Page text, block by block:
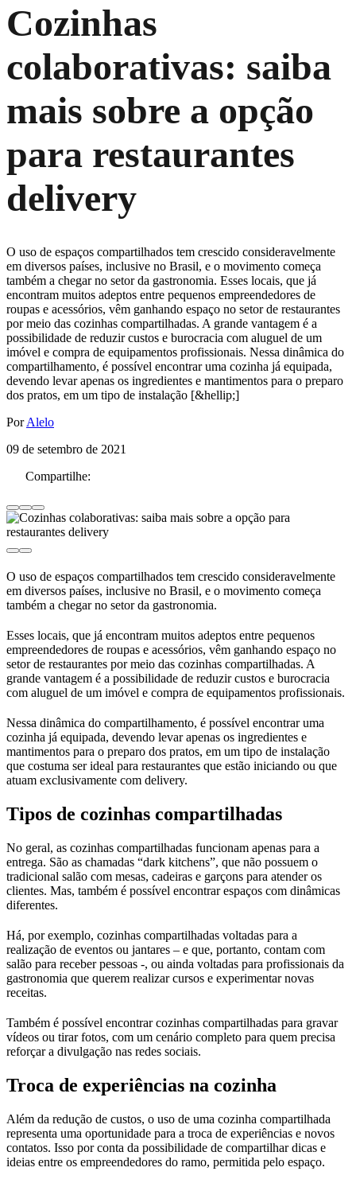
Cozinhas
colaborativas: saiba
mais sobre a opção
para restaurantes
delivery
O uso de espaços compartilhados tem crescido consideravelmente
em diversos países, inclusive no Brasil, e o movimento começa
também a chegar no setor da gastronomia. Esses locais, que já
encontram muitos adeptos entre pequenos empreendedores de
roupas e acessórios, vêm ganhando espaço no setor de restaurantes
por meio das cozinhas compartilhadas. A grande vantagem é a
possibilidade de reduzir custos e burocracia com aluguel de um
imóvel e compra de equipamentos profissionais. Nessa dinâmica do
compartilhamento, é possível encontrar uma cozinha já equipada,
devendo levar apenas os ingredientes e mantimentos para o preparo
dos pratos, em um tipo de instalação [&hellip;]
PorAlelo
09 de setembro de 2021
Compartilhe:
O uso de espaços compartilhados tem crescido consideravelmente
em diversos países, inclusive no Brasil, e o movimento começa
também a chegar no setor da gastronomia.
Esses locais, que já encontram muitos adeptos entre pequenos
empreendedores de roupas e acessórios, vêm ganhando espaço no
setor de restaurantes por meio das cozinhas compartilhadas. A
grande vantagem é a possibilidade de reduzir custos e burocracia
com aluguel de um imóvel e compra de equipamentos profissionais.
Nessa dinâmica do compartilhamento, é possível encontrar uma
cozinha já equipada, devendo levar apenas os ingredientes e
mantimentos para o preparo dos pratos, em um tipo de instalação
que costuma ser ideal para restaurantes que estão iniciando ou que
atuam exclusivamente com delivery.
Tipos de cozinhas compartilhadas
No geral, as cozinhas compartilhadas funcionam apenas para a
entrega. São as chamadas “dark kitchens”, que não possuem o
tradicional salão com mesas, cadeiras e garçons para atender os
clientes. Mas, também é possível encontrar espaços com dinâmicas
diferentes.
Há, por exemplo, cozinhas compartilhadas voltadas para a
realização de eventos ou jantares – e que, portanto, contam com
salão para receber pessoas -, ou ainda voltadas para profissionais da
gastronomia que querem realizar cursos e experimentar novas
receitas.
Também é possível encontrar cozinhas compartilhadas para gravar
vídeos ou tirar fotos, com um cenário completo para quem precisa
reforçar a divulgação nas redes sociais.
Troca de experiências na cozinha
Além da redução de custos, o uso de uma cozinha compartilhada
representa uma oportunidade para a troca de experiências e novos
contatos. Isso por conta da possibilidade de compartilhar dicas e
ideias entre os empreendedores do ramo, permitida pelo espaço.